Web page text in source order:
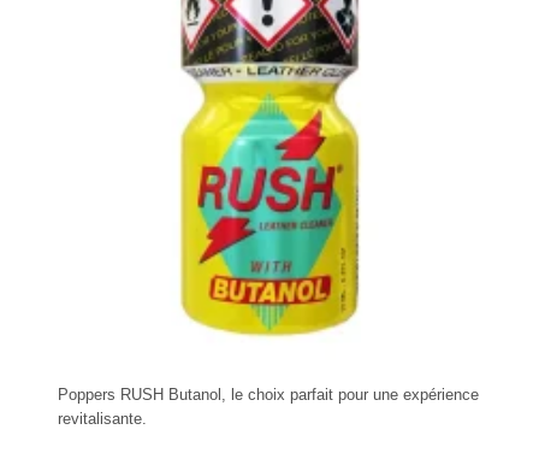
Poppers RUSH Butanol, le choix parfait pour une expérience
revitalisante.